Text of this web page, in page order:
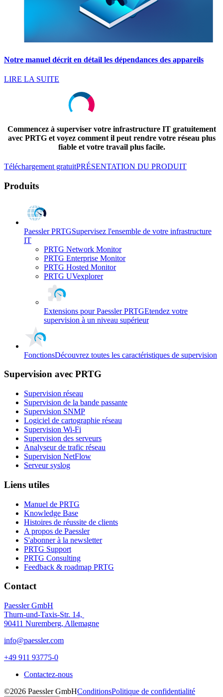
Notre manuel décrit en détail les dépendances des appareils
LIRE LA SUITE
Commencez à superviser votre infrastructure IT gratuitement
avec PRTG et voyez comment il peut rendre votre réseau plus
fiable et votre travail plus facile.
Téléchargement gratuitPRÉSENTATION DU PRODUIT
Produits
Paessler PRTGSupervisez l'ensemble de votre infrastructure
IT
PRTG Network Monitor
PRTG Enterprise Monitor
PRTG Hosted Monitor
PRTG UVexplorer
Extensions pour Paessler PRTGEtendez votre
supervision à un niveau supérieur
FonctionsDécouvrez toutes les caractéristiques de supervision
Supervision avec PRTG
Supervision réseau
Supervision de la bande passante
Supervision SNMP
Logiciel de cartographie réseau
Supervision Wi-Fi
Supervision des serveurs
Analyseur de trafic réseau
Supervision NetFlow
Serveur syslog
Liens utiles
Manuel de PRTG
Knowledge Base
Histoires de réussite de clients
A propos de Paessler
S'abonner à la newsletter
PRTG Support
PRTG Consulting
Feedback & roadmap PRTG
Contact
Paessler GmbH
Thurn-und-Taxis-Str. 14,
90411 Nuremberg, Allemagne
info@paessler.com
+49 911 93775-0
Contactez-nous
©2026 Paessler GmbHConditionsPolitique de confidentialité